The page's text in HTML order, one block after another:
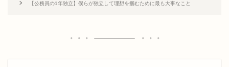
【公務員の1年独立】僕らが独立して理想を掴むために最も大事なこと